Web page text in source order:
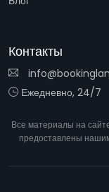
Контакты
Ежедневно, 24/7
Все материалы на
предоставлены